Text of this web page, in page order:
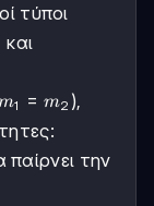
τύποι
και
m_2
1 = m2 ),
παίρνει την